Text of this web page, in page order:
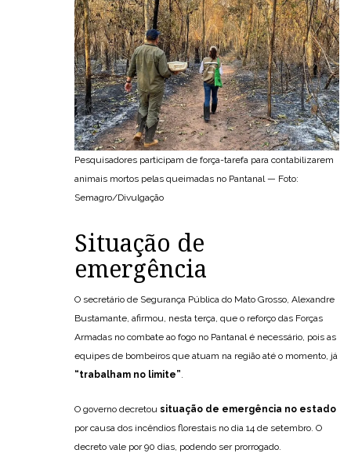
Pesquisadores participam de força-tarefa para contabilizarem
animais mortos pelas queimadas no Pantanal — Foto:
Semagro/Divulgação
Situação de
emergência
O secretário de Segurança Pública do Mato Grosso, Alexandre
Bustamante, afirmou, nesta terça, que o reforço das Forças
Armadas no combate ao fogo no Pantanal é necessário, pois as
equipes de bombeiros que atuam na região até o momento, já
“trabalham no limite”.
O governo decretou situação de emergência no estado
por causa dos incêndios florestais no dia 14 de setembro. O
decreto vale por 90 dias, podendo ser prorrogado.